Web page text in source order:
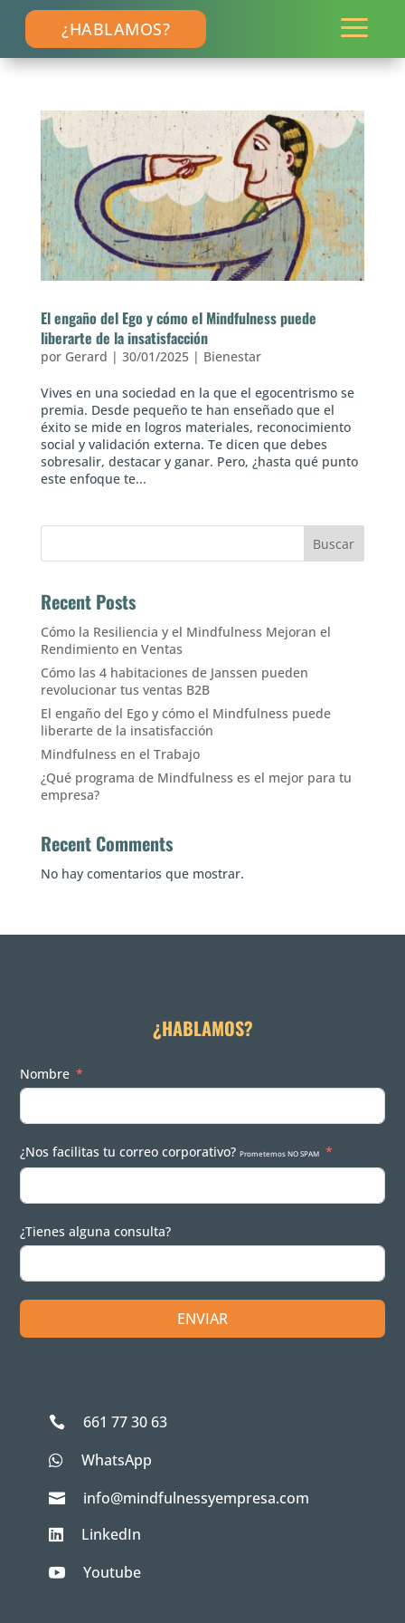
¿HABLAMOS? a
El engaño del Ego y cómo el Mindfulness puede
liberarte de la insatisfacción
por Gerard | 30/01/2025| Bienestar
Vives en una sociedad en la que el egocentrismo se
premia. Desde pequeño te han enseñado que el
éxito se mide en logros materiales, reconocimiento
social y validación externa. Te dicen que debes
sobresalir, destacar y ganar. Pero, ¿hasta qué punto
este enfoque te...
Buscar
Recent Posts
Cómo la Resiliencia y el Mindfulness Mejoran el
Rendimiento en Ventas
Cómo las 4 habitaciones de Janssen pueden
revolucionar tus ventas B2B
El engaño del Ego y cómo el Mindfulness puede
liberarte de la insatisfacción
Mindfulness en el Trabajo
¿Qué programa de Mindfulness es el mejor para tu
empresa?
Recent Comments
No hay comentarios que mostrar.
¿HABLAMOS?
Nombre
¿Nos facilitas tu correo corporativo?Prometemos NO SPAM
¿Tienes alguna consulta?
ENVIAR
 661 77 30 63
 WhatsApp
 info@mindfulnessyempresa.com
 LinkedIn
 Youtube